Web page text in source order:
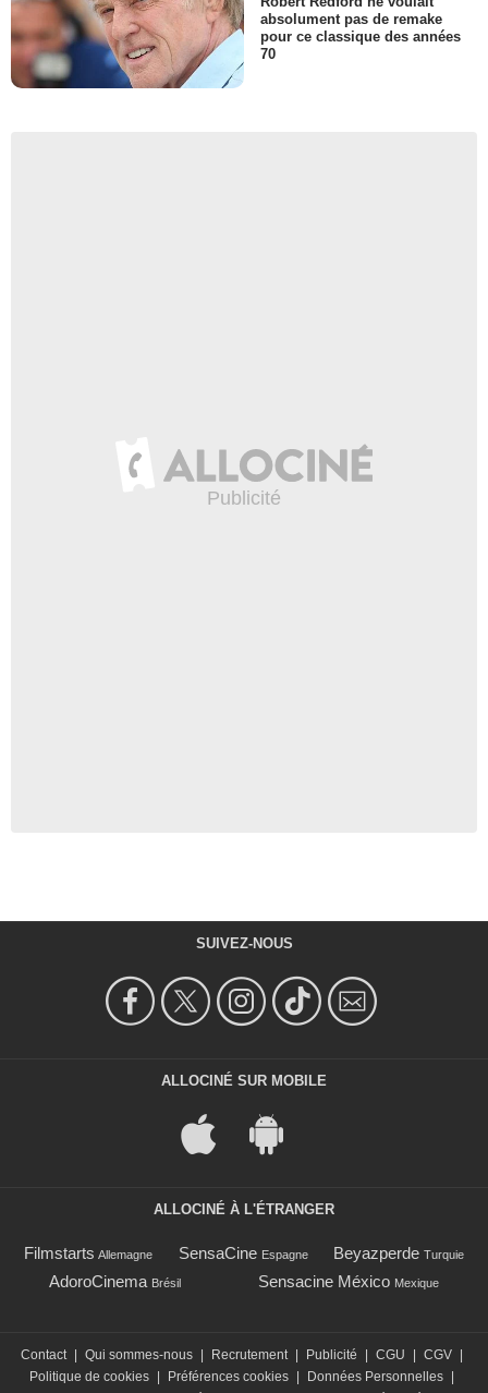
absolument pas de remake
pour ce classique des années
70
SUIVEZ-NOUS
ALLOCINÉ SUR MOBILE
ALLOCINÉ À L'ÉTRANGER
Filmstarts Allemagne SensaCine Espagne Beyazperde Turquie
AdoroCinema Brésil Sensacine México Mexique
Contact Qui sommes-nous Recrutement Publicité CGU CGV
Politique de cookies
Préférences cookies Données Personnelles